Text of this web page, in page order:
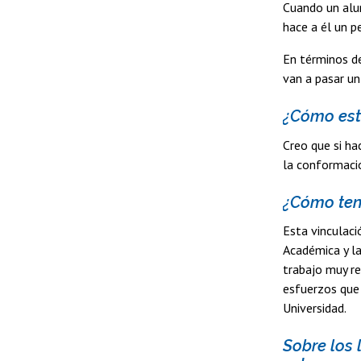
Cuando un
hace a él un
En términos
van a pasar
¿Cómo
Creo que si
la
¿Cómo
Esta
Académica y
trabajo muy
esfuerzos
Universidad.
Sobre los